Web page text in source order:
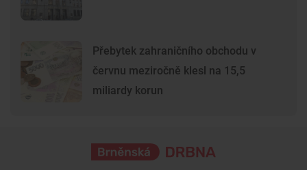
Přebytek zahraničního obchodu v
červnu meziročně klesl na 15,5
miliardy korun